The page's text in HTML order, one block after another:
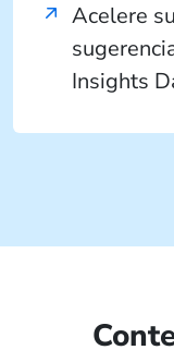
Acelere
Insights